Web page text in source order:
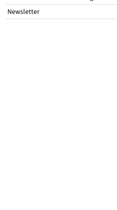
Newsletter